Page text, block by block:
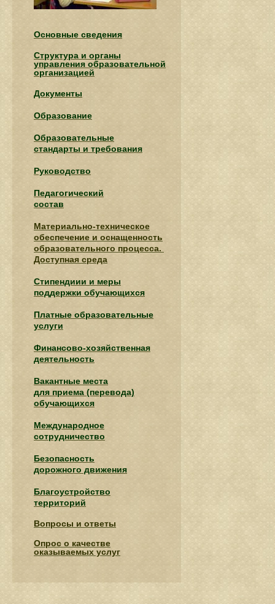
Основные сведения
Структура и органы
управления образовательной
организацией
Документы
Образование
Образовательные
стандарты и требования
Руководство
Педагогический
состав
Материально-техническое
обеспечение и оснащенность
образовательного процесса.
Доступная среда
Стипендиии и меры
поддержки обучающихся
Платные образовательные
услуги
Финансово-хозяйственная
деятельность
Вакантные места
для приема (перевода)
обучающихся
Международное
сотрудничество
Безопасность
дорожного движения
Благоустройство
территорий
Вопросы и ответы
Опрос о качестве
оказываемых услуг